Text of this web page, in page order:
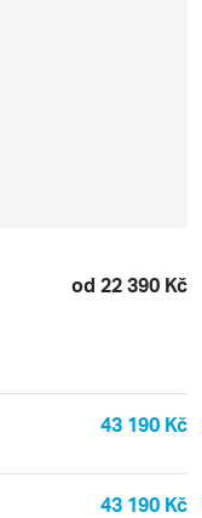
od 22 390 Kč
43 190 Kč
43 190 Kč